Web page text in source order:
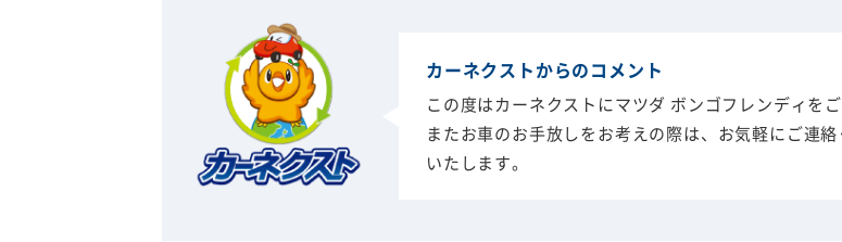
カーネクストからのコメント
この度はカーネクストにマツダ ボンゴフレンディを
またお車のお手放しをお考えの際は、お気軽にご連
いたします。